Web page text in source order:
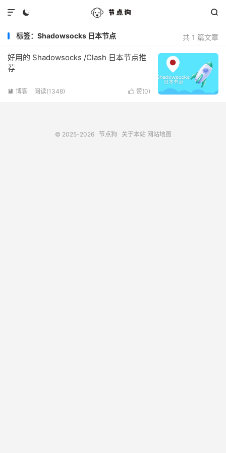
 

共 1 篇文章
标签：Shadowsocks 日本节点
好用的 Shadowsocks /Clash 日本节点推
荐
 赞(0)
 博客 阅读(1348)
© 2025-2026 节点狗 关于本站 网站地图